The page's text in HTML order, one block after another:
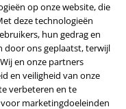
op onze website, die
deze technologieën
hun gedrag en
door ons geplaatst, terwijl
en onze partners
en veiligheid van onze
verbeteren en te
marketingdoeleinden